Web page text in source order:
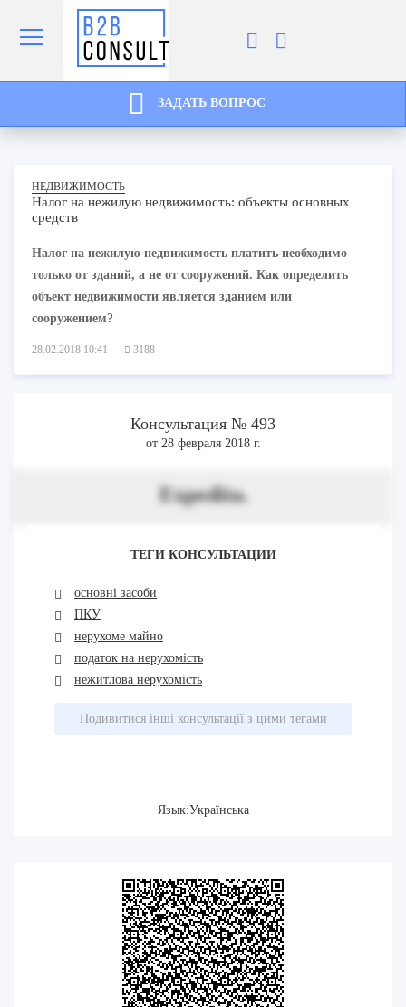
ЗАДАТЬ ВОПРОС
НЕДВИЖИМОСТЬ
Налог на нежилую недвижимость: объекты основных
средств
Налог на нежилую недвижимость платить необходимо
только от зданий, а не от сооружений. Как определить
объект недвижимости является зданием или
сооружением?
28.02.2018 10:41 3188
Консультация № 493
от 28 февраля 2018 г.
Expedita.
ТЕГИ КОНСУЛЬТАЦИИ
основні засоби
ПКУ
нерухоме майно
податок на нерухомість
нежитлова нерухомість
Подивитися інші консультації з цими тегами
Язык:Українська